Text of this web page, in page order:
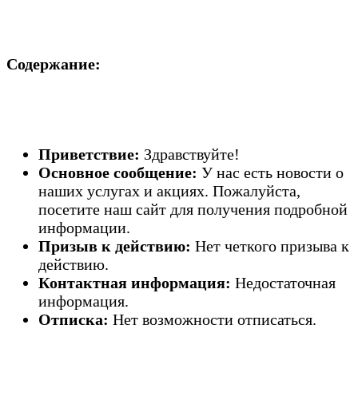
Содержание:
Приветствие: Здравствуйте!
Основное сообщение: У нас есть новости о
наших услугах и акциях. Пожалуйста,
посетите наш сайт для получения подробной
информации.
Призыв к действию: Нет четкого призыва к
действию.
Контактная информация: Недостаточная
информация.
Отписка: Нет возможности отписаться.